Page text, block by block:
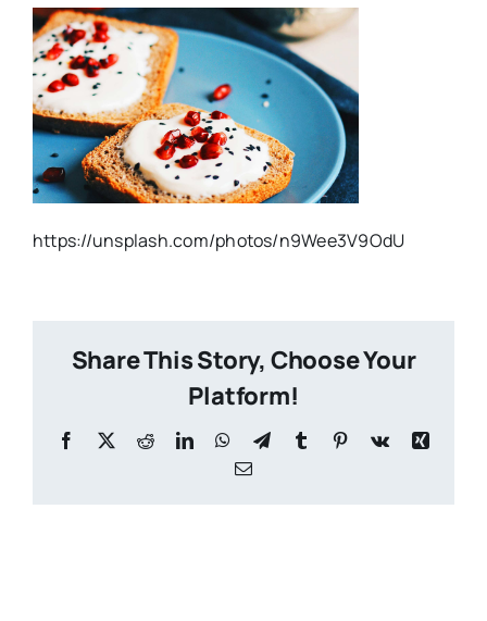
https://unsplash.com/photos/n9Wee3V9OdU
Share This Story, Choose Your
Platform!
Facebook
X RedditLinkedInWhatsApp
TelegramTumblr Pinterest
Vk
Xing
Email